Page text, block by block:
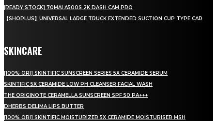
[READY STOCK] 70MAI A500S 2K DASH CAM PRO
【SHOPLUS】UNIVERSAL LARGE TRUCK EXTENDED SUCTION CUP TYPE CAR
SKINCARE
[100% ORI] SKINTIFIC SUNSCREEN SERIES 5X CERAMIDE SERUM
SKINTIFIC 5X CERAMIDE LOW PH CLEANSER FACIAL WASH
THE ORIGINOTE CERAMELLA SUNSCREEN SPF 50 PA+++
DHERBS DELIMA LIPS BUTTER
[100% ORI] SKINTIFIC MOISTURIZER 5X CERAMIDE MOISTURISER MSH